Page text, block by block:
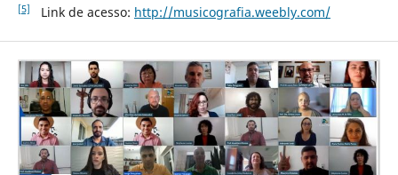
[5] Link de acesso: http://musicografia.weebly.com/